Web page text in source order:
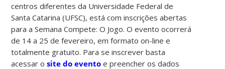
centros diferentes da Universidade Federal de
Santa Catarina (UFSC), está com inscrições abertas
para a Semana Compete: O Jogo. O evento ocorrerá
de 14 a 25 de fevereiro, em formato on-line e
totalmente gratuito. Para se inscrever basta
acessar osite do evento e preencher os dados